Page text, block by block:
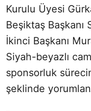
Kurulu Üyesi
Beşiktaş Başkanı
İkinci Başkanı
Siyah-beyazlı
sponsorluk
şeklinde